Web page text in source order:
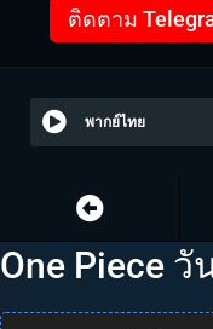
ติดตาม
พากย์ไทย
One Piece